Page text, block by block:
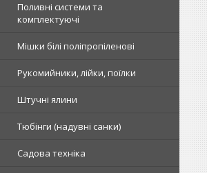
Поливні системи та
комплектуючі
Мішки білі поліпропіленові
Рукомийники, лійки, поїлки
Штучні ялини
Тюбінги (надувні санки)
Садова техніка